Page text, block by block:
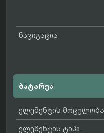
ნავიგაცია
ბატარეა
ელემენტის მოცულობა
ელემენტის ტიპი